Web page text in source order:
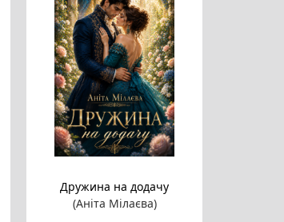
Дружина на додачу
(Аніта Мілаєва)